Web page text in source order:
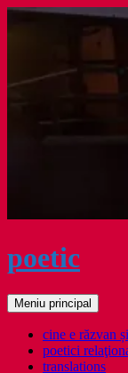
Sari
poetic
Caută
Meniu principal
cine e răzvan
poetici
translations